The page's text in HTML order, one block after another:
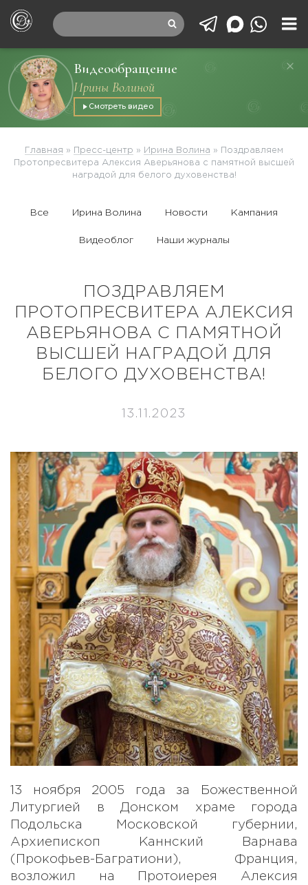
Видеообращение
Ирины Волиной
Смотреть видео
Главная » Пресс-центр » Ирина Волина »
Поздравляем
Протопресвитера Алексия Аверьянова с памятной высшей
наградой для белого духовенства!
Все Ирина Волина Новости Кампания
Видеоблог Наши журналы
ПОЗДРАВЛЯЕМ
ПРОТОПРЕСВИТЕРА АЛЕКСИЯ
АВЕРЬЯНОВА С ПАМЯТНОЙ
ВЫСШЕЙ НАГРАДОЙ ДЛЯ
БЕЛОГО ДУХОВЕНСТВА!
13.11.2023
13 ноября 2005 года за Божественной
Литургией в Донском храме города
Подольска Московской губернии,
Архиепископ Каннский Варнава
(Прокофьев-Багратиони), Франция,
возложил на Протоиерея Алексия